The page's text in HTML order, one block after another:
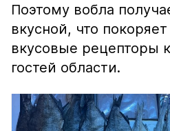
Поэтому вобла
вкусной, что
вкусовые рецепторы
гостей области.